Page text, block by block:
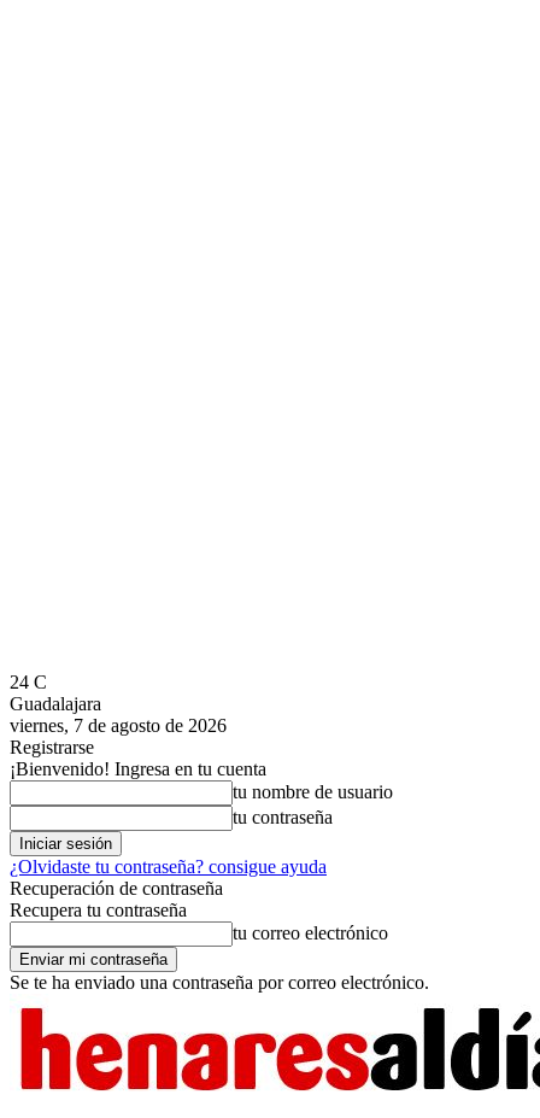
24 C
Guadalajara
viernes, 7 de agosto de 2026
Registrarse
¡Bienvenido! Ingresa en tu cuenta
tu nombre de usuario
tu contraseña
¿Olvidaste tu contraseña? consigue ayuda
Recuperación de contraseña
Recupera tu contraseña
tu correo electrónico
Se te ha enviado una contraseña por correo electrónico.